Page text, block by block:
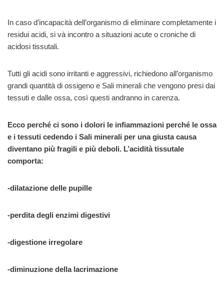
In caso d’incapacità dell’organismo di eliminare completamente i
residui acidi, si và incontro a situazioni acute o croniche di
acidosi tissutali.
Tutti gli acidi sono irritanti e aggressivi, richiedono all’organismo
grandi quantità di ossigeno e Sali minerali che vengono presi dai
tessuti e dalle ossa, così questi andranno in carenza.
Ecco perché ci sono i dolori le infiammazioni perché le ossa
e i tessuti cedendo i Sali minerali per una giusta causa
diventano più fragili e più deboli. L’acidità tissutale
comporta:
-dilatazione delle pupille
-perdita degli enzimi digestivi
-digestione irregolare
-diminuzione della lacrimazione